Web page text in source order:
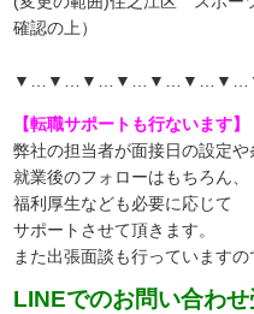
確認の上）
【転職サポートも行ないます】
弊社の担当者が面接日の設定や
就業後のフォローはもちろん、
福利厚生なども必要に応じて
サポートさせて頂きます。
また出張面談も行っていますの
LINEでのお問い合わせ